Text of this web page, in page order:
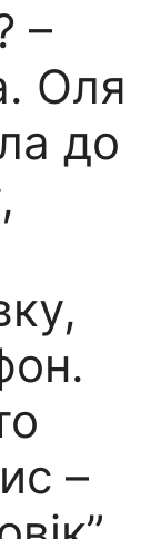
–
Оля
до
–